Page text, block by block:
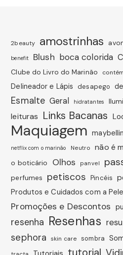
2beauty amostrinhas
benefit Blush boca colorida
Clube do Livro do Marinão
Delineador e Lápis desapego
Esmalte Geral hidratantes
leituras Links Bacanas
Maquiagem
netflix com o marinão Neutro não é
o boticário Olhos panvel
perfumes petiscos Pincéis
Produtos e Cuidados com a Pele
Promoções e Descontos
resenha Resenhas
sephora skin care sombra